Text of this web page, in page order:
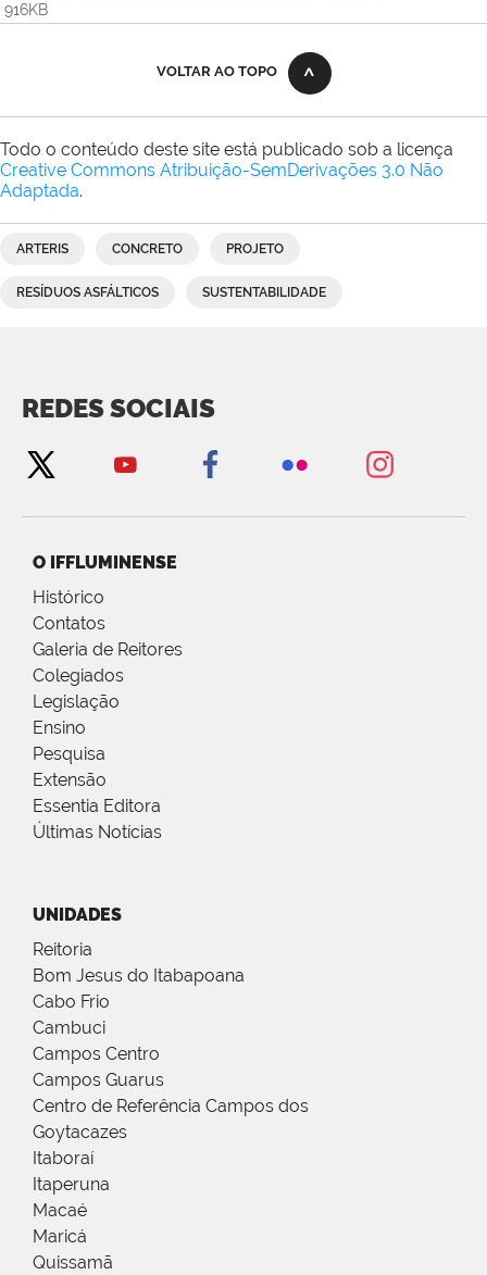
916KB
VOLTAR AO TOPO
Todo o conteúdo deste site está publicado sob a licença
Creative Commons Atribuição-SemDerivações 3.0 Não
Adaptada.
ARTERIS CONCRETO PROJETO
RESÍDUOS ASFÁLTICOS SUSTENTABILIDADE
REDES SOCIAIS
O IFFLUMINENSE
Histórico
Contatos
Galeria de Reitores
Colegiados
Legislação
Ensino
Pesquisa
Extensão
Essentia Editora
Últimas Notícias
UNIDADES
Reitoria
Bom Jesus do Itabapoana
Cabo Frio
Cambuci
Campos Centro
Campos Guarus
Centro de Referência Campos dos
Goytacazes
Itaboraí
Itaperuna
Macaé
Maricá
Quissamã